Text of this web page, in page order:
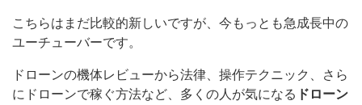
こちらはまだ比較的新しいですが、今もっとも急成長中の
ユーチューバーです。
ドローンの機体レビューから法律、操作テクニック、さら
にドローンで稼ぐ方法など、多くの人が気になる ドローン